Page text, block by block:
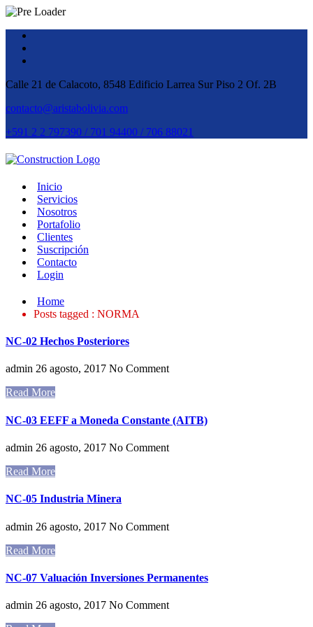
Calle 21 de Calacoto, 8548 Edificio Larrea Sur Piso 2 Of. 2B
contacto@aristabolivia.com
+591 2 2 797390 / 701 94400 / 706 88021
Inicio
Servicios
Nosotros
Portafolio
Clientes
Suscripción
Contacto
Login
Home
Posts tagged : NORMA
NC-02 Hechos Posteriores
admin 26 agosto, 2017 No Comment
Read More
NC-03 EEFF a Moneda Constante (AITB)
admin 26 agosto, 2017 No Comment
Read More
NC-05 Industria Minera
admin 26 agosto, 2017 No Comment
Read More
NC-07 Valuación Inversiones Permanentes
admin 26 agosto, 2017 No Comment